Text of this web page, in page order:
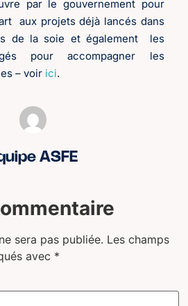
par le gouvernement pour
aux projets déjà lancés dans
de la soie et également les
pour accompagner les
– voir ici.
ASFE
sera pas publiée. Les champs
avec *